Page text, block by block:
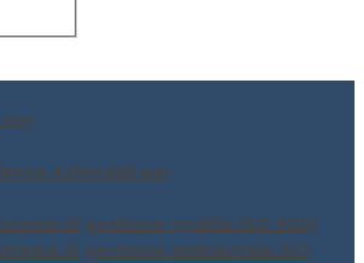
per
Aziendali per
di gestione qualità ISO 9001
di gestione ambientale ISO